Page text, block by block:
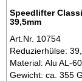
Speedlifter
39,5mm
Art.Nr. 10754
Reduzierhülse:
Material: Alu AL-
Gewicht: ca. 355